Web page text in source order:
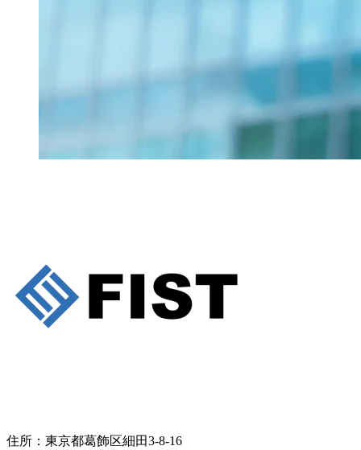
住所： 東京都葛飾区細田3-8-16